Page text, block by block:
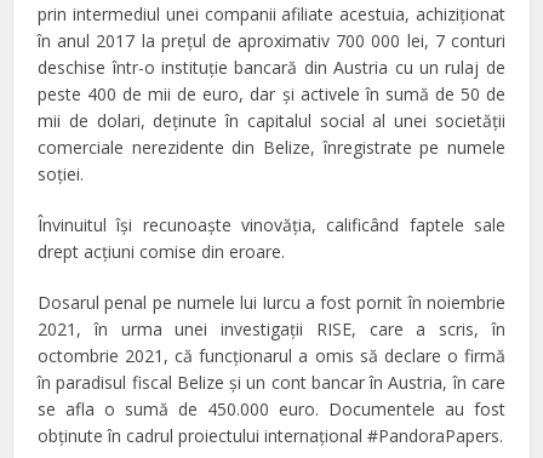
prin intermediul unei companii afiliate acestuia, achiziționat
în anul 2017 la prețul de aproximativ 700 000 lei, 7 conturi
deschise într-o instituție bancară din Austria cu un rulaj de
peste 400 de mii de euro, dar și activele în sumă de 50 de
mii de dolari, deținute în capitalul social al unei societății
comerciale nerezidente din Belize, înregistrate pe numele
soției.
Învinuitul își recunoaște vinovăția, calificând faptele sale
drept acțiuni comise din eroare.
Dosarul penal pe numele lui Iurcu a fost pornit în noiembrie
2021, în urma unei investigaţii RISE, care a scris, în
octombrie 2021, că funcţionarul a omis să declare o firmă
în paradisul fiscal Belize și un cont bancar în Austria, în care
se afla o sumă de 450.000 euro. Documentele au fost
obținute în cadrul proiectului internațional #PandoraPapers.